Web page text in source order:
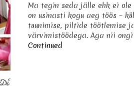
Ma tegin seda jälle ehk ei
on usinasti kogu aeg töös –
tuunimise, piltide töötlemise
värvimistöödega. Aga nii
Continued